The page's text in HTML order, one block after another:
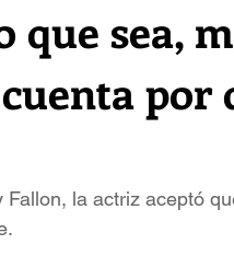
que sea,
por
Fallon, la actriz aceptó